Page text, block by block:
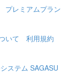
プレミアムプラン
いて
利用規約
ステム SAGASU